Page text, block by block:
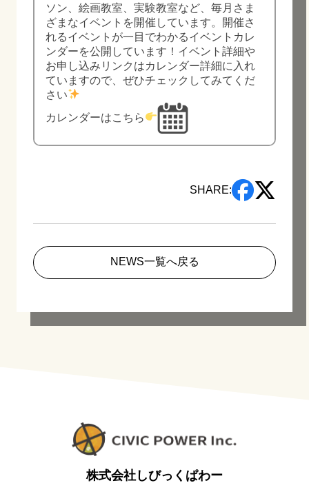
ソン、絵画教室、実験教室など、毎月さま
ざまなイベントを開催しています。開催さ
れるイベントが一目でわかるイベントカレ
ンダーを公開しています！イベント詳細や
お申し込みリンクはカレンダー詳細に入れ
ていますので、ぜひチェックしてみてくだ
さい
カレンダーはこちら
SHARE:
NEWS一覧へ戻る
株式会社しびっくぱわー